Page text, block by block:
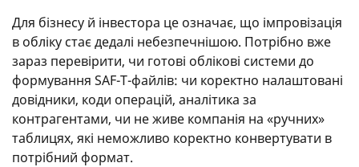
Для бізнесу й інвестора це означає, що імпровізація
в обліку стає дедалі небезпечнішою. Потрібно вже
зараз перевірити, чи готові облікові системи до
формування SAF-T-файлів: чи коректно налаштовані
довідники, коди операцій, аналітика за
контрагентами, чи не живе компанія на «ручних»
таблицях, які неможливо коректно конвертувати в
потрібний формат.